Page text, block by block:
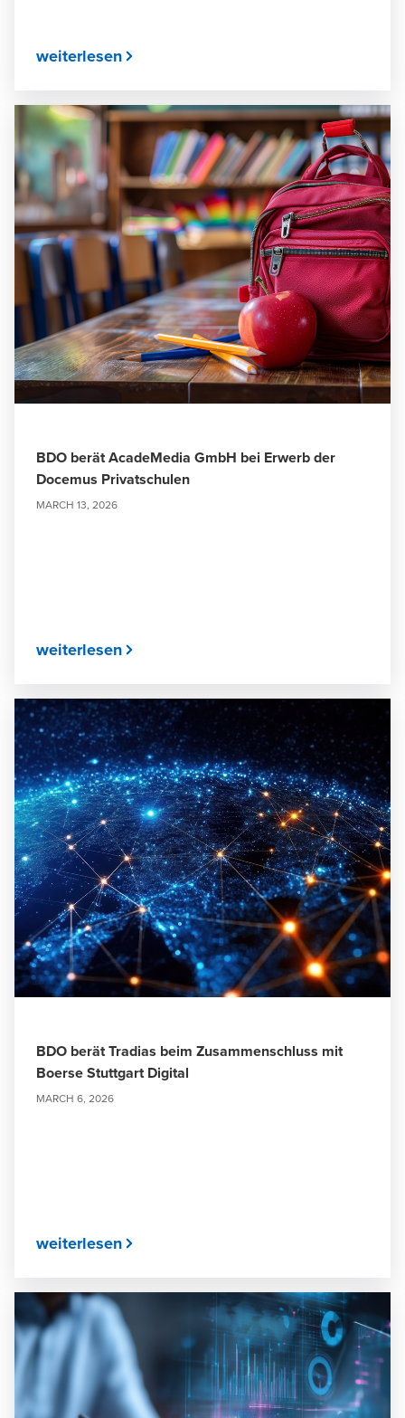
weiterlesen
BDO berät AcadeMedia GmbH bei Erwerb der
Docemus Privatschulen
MARCH 13, 2026
weiterlesen
BDO berät Tradias beim Zusammenschluss mit
Boerse Stuttgart Digital
MARCH 6, 2026
weiterlesen